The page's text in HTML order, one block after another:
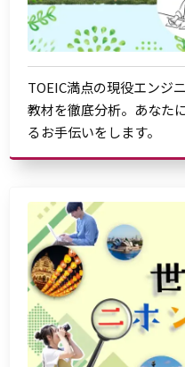
TOEIC満点の現役エンジ
教材を徹底分析。あなた
るお手伝いをします。